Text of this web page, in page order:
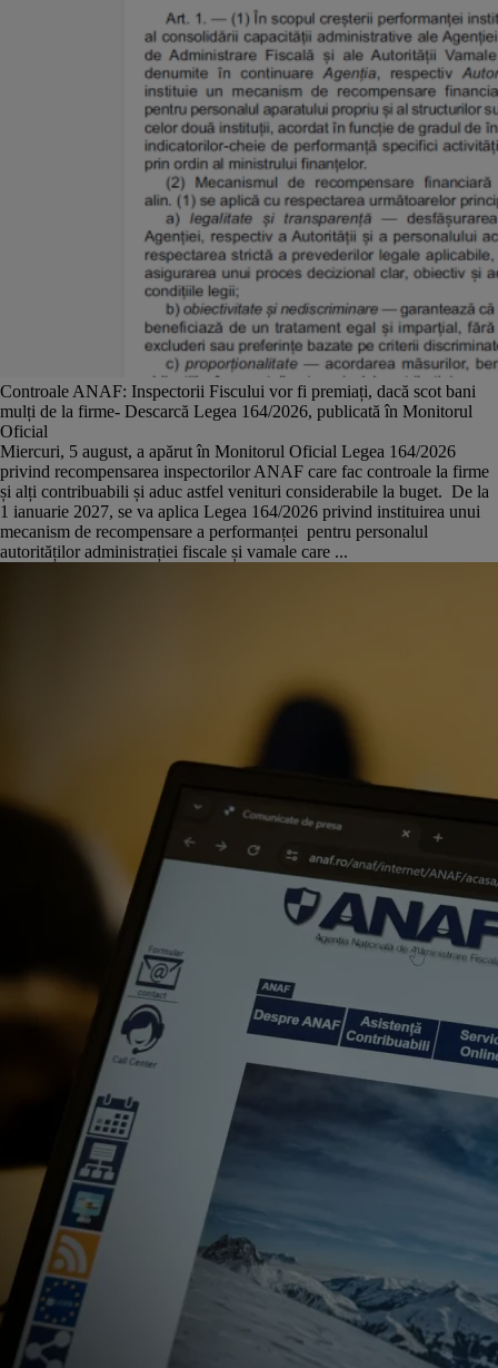
Controale ANAF: Inspectorii Fiscului vor fi premiați, dacă scot bani
mulți de la firme- Descarcă Legea 164/2026, publicată în Monitorul
Oficial
Miercuri, 5 august, a apărut în Monitorul Oficial Legea 164/2026
privind recompensarea inspectorilor ANAF care fac controale la firme
și alți contribuabili și aduc astfel venituri considerabile la buget. De la
1 ianuarie 2027, se va aplica Legea 164/2026 privind instituirea unui
mecanism de recompensare a performanței pentru personalul
autorităților administrației fiscale și vamale care ...